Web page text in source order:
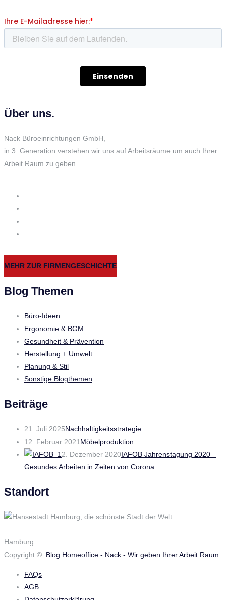
Über uns.
Nack Büroeinrichtungen GmbH,
in 3. Generation verstehen wir uns auf Arbeitsräume um auch Ihrer
Arbeit Raum zu geben.
MEHR ZUR FIRMENGESCHICHTE
Blog Themen
Büro-Ideen
Ergonomie & BGM
Gesundheit & Prävention
Herstellung + Umwelt
Planung & Stil
Sonstige Blogthemen
Beiträge
21. Juli 2025Nachhaltigkeitsstrategie
12. Februar 2021 Möbelproduktion
2. Dezember 2020IAFOB Jahrenstagung 2020 –
Gesundes Arbeiten in Zeiten von Corona
Standort
Hamburg
Copyright © Blog Homeoffice - Nack - Wir geben Ihrer Arbeit Raum
FAQs
AGB